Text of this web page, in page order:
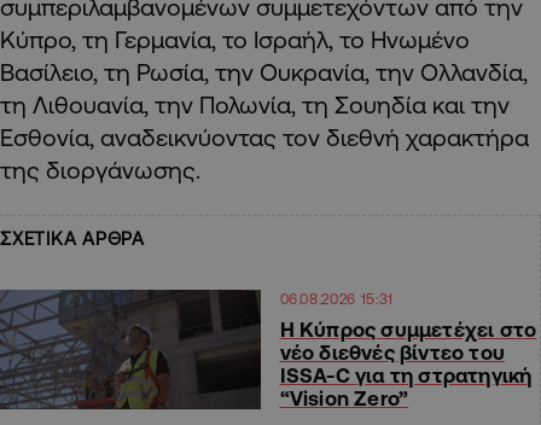
συμπεριλαμβανομένων συμμετεχόντων από την
Κύπρο, τη Γερμανία, το Ισραήλ, το Ηνωμένο
Βασίλειο, τη Ρωσία, την Ουκρανία, την Ολλανδία,
τη Λιθουανία, την Πολωνία, τη Σουηδία και την
Εσθονία, αναδεικνύοντας τον διεθνή χαρακτήρα
της διοργάνωσης.
ΣΧΕΤΙΚΑ ΑΡΘΡΑ
06.08.2026 15:31
Η Κύπρος συμμετέχει στο
νέο διεθνές βίντεο του
ISSA-C για τη στρατηγική
“Vision Zero”